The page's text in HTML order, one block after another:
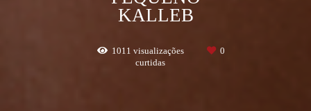
KALLEB
1011 visualizações
0
curtidas